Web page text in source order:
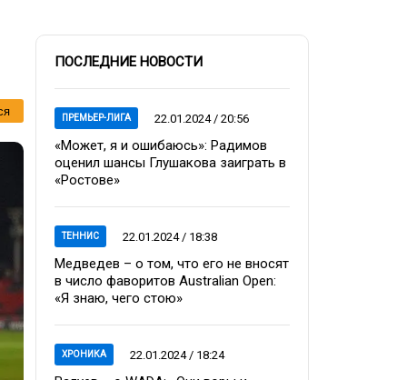
ПОСЛЕДНИЕ НОВОСТИ
ПРЕМЬЕР-ЛИГА 22.01.2024 / 20:56
«Может, я и ошибаюсь»: Радимов
оценил шансы Глушакова заиграть в
«Ростове»
ТЕННИС 22.01.2024 / 18:38
Медведев – о том, что его не вносят
в число фаворитов Australian Open:
«Я знаю, чего стою»
ХРОНИКА 22.01.2024 / 18:24